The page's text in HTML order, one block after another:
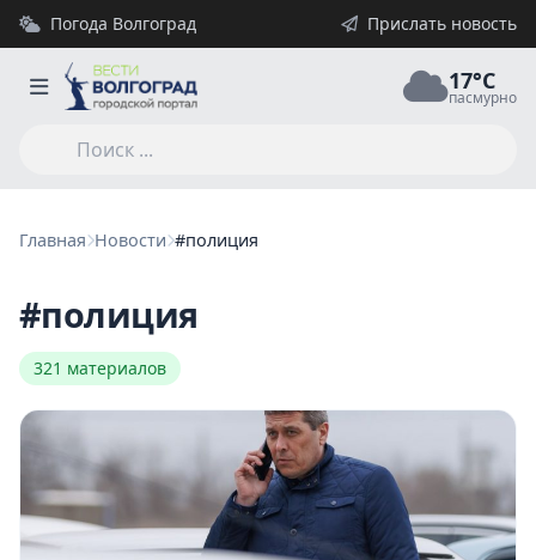
Погода Волгоград Прислать новость
17°C
пасмурно
Главная Новости #полиция
#полиция
321 материалов